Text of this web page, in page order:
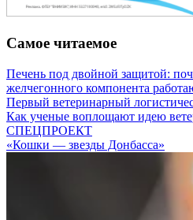
Самое читаемое
Печень под двойной защитой:
желчегонного компонента
Первый ветеринарный
Как ученые воплощают идею
СПЕЦПРОЕКТ
«Кошки — звезды Донбасса»